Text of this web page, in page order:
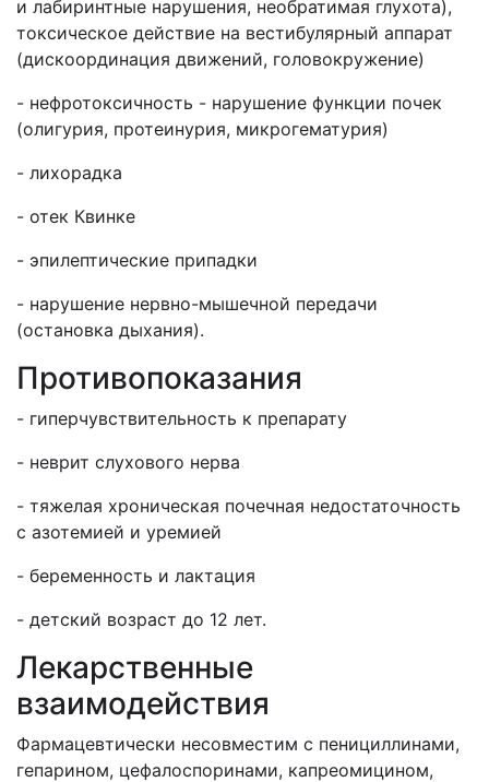
и лабиринтные нарушения, необратимая глухота),
токсическое действие на вестибулярный аппарат
(дискоординация движений, головокружение)
- нефротоксичность - нарушение функции почек
(олигурия, протеинурия, микрогематурия)
- лихорадка
- отек Квинке
- эпилептические припадки
- нарушение нервно-мышечной передачи
(остановка дыхания).
Противопоказания
- гиперчувствительность к препарату
- неврит слухового нерва
- тяжелая хроническая почечная недостаточность
с азотемией и уремией
- беременность и лактация
- детский возраст до 12 лет.
Лекарственные
взаимодействия
Фармацевтически несовместим с пенициллинами,
гепарином, цефалоспоринами, капреомицином,